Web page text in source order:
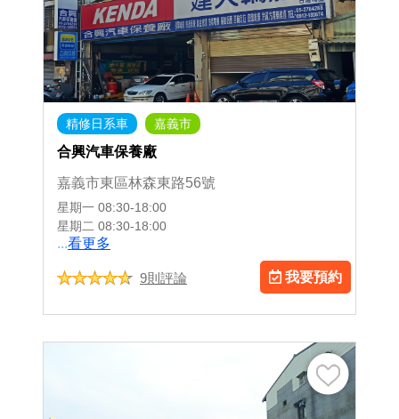
精修日系車 嘉義市
合興汽車保養廠
嘉義市東區林森東路56號
星期一 08:30-18:00
星期二 08:30-18:00
...看更多
9則評論 我要預約